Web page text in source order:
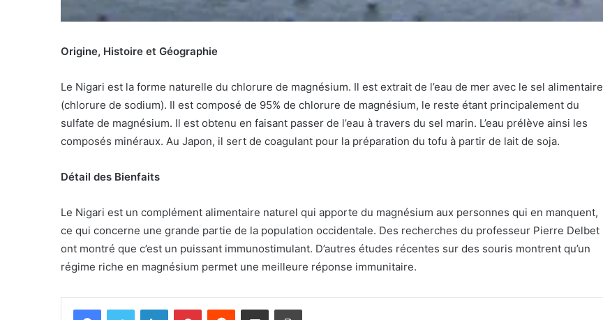
Origine, Histoire et Géographie
Le Nigari est la forme naturelle du chlorure de magnésium. Il est extrait de l’eau de mer avec le sel alimentaire
(chlorure de sodium). Il est composé de 95% de chlorure de magnésium, le reste étant principalement du
sulfate de magnésium. Il est obtenu en faisant passer de l’eau à travers du sel marin. L’eau prélève ainsi les
composés minéraux. Au Japon, il sert de coagulant pour la préparation du tofu à partir de lait de soja.
Détail des Bienfaits
Le Nigari est un complément alimentaire naturel qui apporte du magnésium aux personnes qui en manquent,
ce qui concerne une grande partie de la population occidentale. Des recherches du professeur Pierre Delbet
ont montré que c’est un puissant immunostimulant. D’autres études récentes sur des souris montrent qu’un
régime riche en magnésium permet une meilleure réponse immunitaire.
FacebookTwitter LinkedinPinterestReddit Partager par email Imprimer